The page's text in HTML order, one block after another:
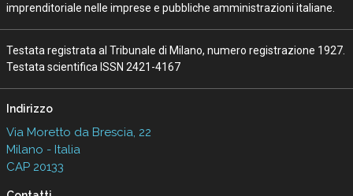
imprenditoriale nelle imprese e pubbliche amministrazioni italiane.
Testata registrata al Tribunale di Milano, numero registrazione 1927.
Testata scientifica ISSN 2421-4167
Indirizzo
Via Moretto da Brescia, 22
Milano - Italia
CAP 20133